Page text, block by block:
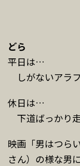
どら
平日は…
しがないアラ
休日は…
下道ばっかり
映画「男はつら
さん）の様な男